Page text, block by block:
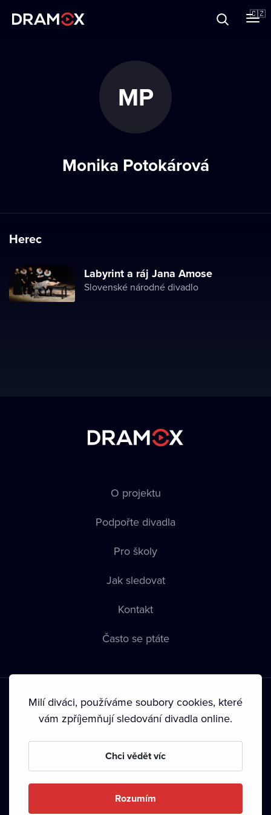
🇨🇿
MP
Monika Potokárová
Herec
Labyrint a ráj Jana Amose
Slovenské národné divadlo
O projektu
Podpořte divadla
Pro školy
Jak sledovat
Kontakt
Často se ptáte
Podmínky používání • Ochrana soukromí • Zásady používání
• Autorská práva•
Milí diváci, používáme soubory cookies, které
vám zpříjemňují sledování divadla online.
Chci vědět víc
Rozumím